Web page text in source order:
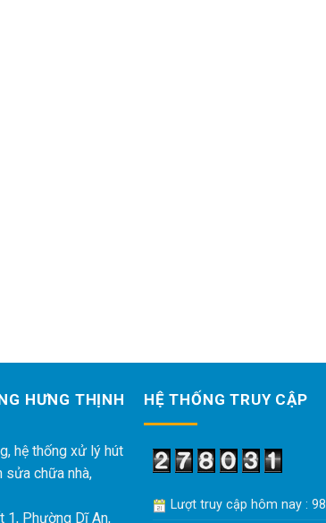
HƯNG THỊNH
hệ thống xử lý hút
sửa chữa nhà,
1, Phường Dĩ An,
HỆ THỐNG TRUY CẬP
Lượt truy cập hôm nay :